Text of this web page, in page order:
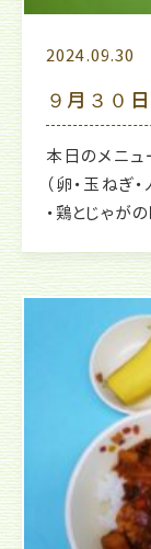
2024.09.30
９月３０
本日のメニュ
（卵・玉ねぎ
・鶏とじゃが